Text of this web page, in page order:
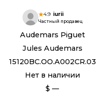
4.9 iurii
Частный продавец
Audemars Piguet
Jules Audemars
15120BC.OO.A002CR.03
Нет в наличии
$ —